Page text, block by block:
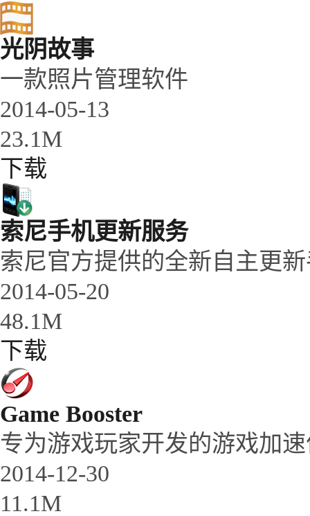
光阴故事
一款照片管理软件
2014-05-13
23.1M
下载
索尼手机更新服务
索尼官方提供的全新自主更
2014-05-20
48.1M
下载
Game Booster
专为游戏玩家开发的游戏加
2014-12-30
11.1M